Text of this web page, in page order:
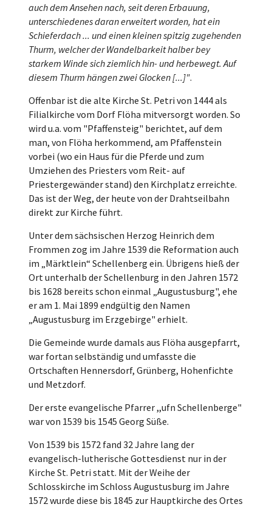
auch dem Ansehen nach, seit deren Erbauung,
unterschiedenes daran erweitert worden, hat ein
Schieferdach ... und einen kleinen spitzig zugehenden
Thurm, welcher der Wandelbarkeit halber bey
starkem Winde sich ziemlich hin- und herbewegt. Auf
diesem Thurm hängen zwei Glocken [...]".
Offenbar ist die alte Kirche St. Petri von 1444 als
Filialkirche vom Dorf Flöha mitversorgt worden. So
wird u.a. vom "Pfaffensteig" berichtet, auf dem
man, von Flöha herkommend, am Pfaffenstein
vorbei (wo ein Haus für die Pferde und zum
Umziehen des Priesters vom Reit- auf
Priestergewänder stand) den Kirchplatz erreichte.
Das ist der Weg, der heute von der Drahtseilbahn
direkt zur Kirche führt.
Unter dem sächsischen Herzog Heinrich dem
Frommen zog im Jahre 1539 die Reformation auch
im „Märktlein“ Schellenberg ein. Übrigens hieß der
Ort unterhalb der Schellenburg in den Jahren 1572
bis 1628 bereits schon einmal „Augustusburg", ehe
er am 1. Mai 1899 endgültig den Namen
„Augustusburg im Erzgebirge" erhielt.
Die Gemeinde wurde damals aus Flöha ausgepfarrt,
war fortan selbständig und umfasste die
Ortschaften Hennersdorf, Grünberg, Hohenfichte
und Metzdorf.
Der erste evangelische Pfarrer ,,ufn Schellenberge"
war von 1539 bis 1545 Georg Süße.
Von 1539 bis 1572 fand 32 Jahre lang der
evangelisch-lutherische Gottesdienst nur in der
Kirche St. Petri statt. Mit der Weihe der
Schlosskirche im Schloss Augustusburg im Jahre
1572 wurde diese bis 1845 zur Hauptkirche des Ortes